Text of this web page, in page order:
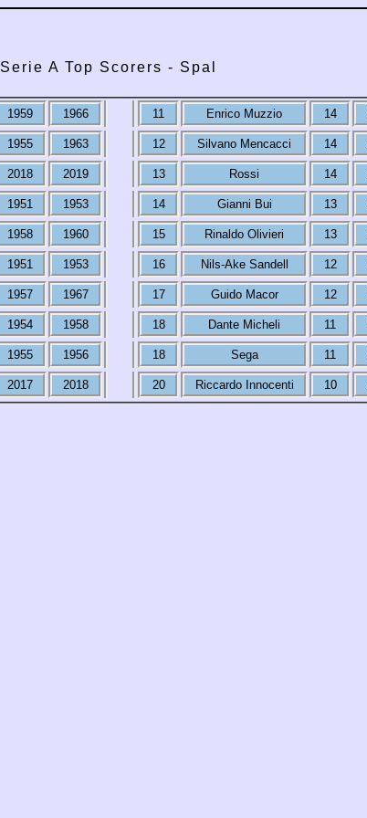
Serie A Top Scorers - Spal
1959 1966 11 Enrico Muzzio 14
1955 1963 12 Silvano Mencacci 14
2018 2019 13 Rossi 14
1951 1953 14 Gianni Bui 13
1958 1960 15 Rinaldo Olivieri 13
1951 1953 16 Nils-Ake Sandell 12
1957 1967 17 Guido Macor 12
1954 1958 18 Dante Micheli 11
1955 1956 18 Sega 11
2017 2018 20 Riccardo Innocenti 10